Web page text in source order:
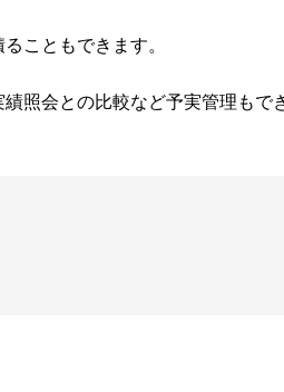
こともできます。
照会との比較など予実管理もで